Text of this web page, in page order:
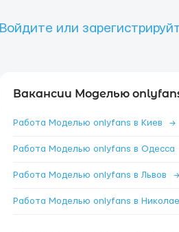
Войдите или
Вакансии Моделью
Работа Моделью onlyfans в Киев →
Работа Моделью onlyfans в Одесса
Работа Моделью onlyfans в Львов →
Работа Моделью onlyfans в